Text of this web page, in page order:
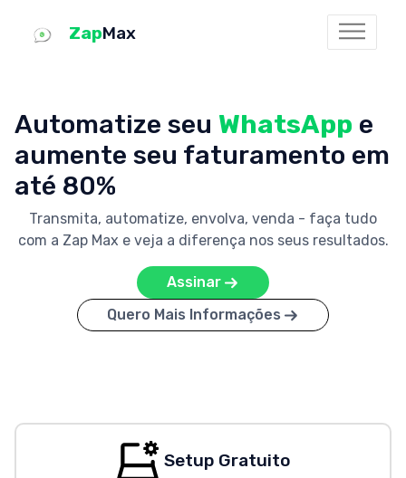
ZapMax
Automatize seu WhatsApp e
aumente seu faturamento em
até 80%
Transmita, automatize, envolva, venda - faça tudo
com a Zap Max e veja a diferença nos seus resultados.
Assinar
Quero Mais Informações
Setup Gratuito